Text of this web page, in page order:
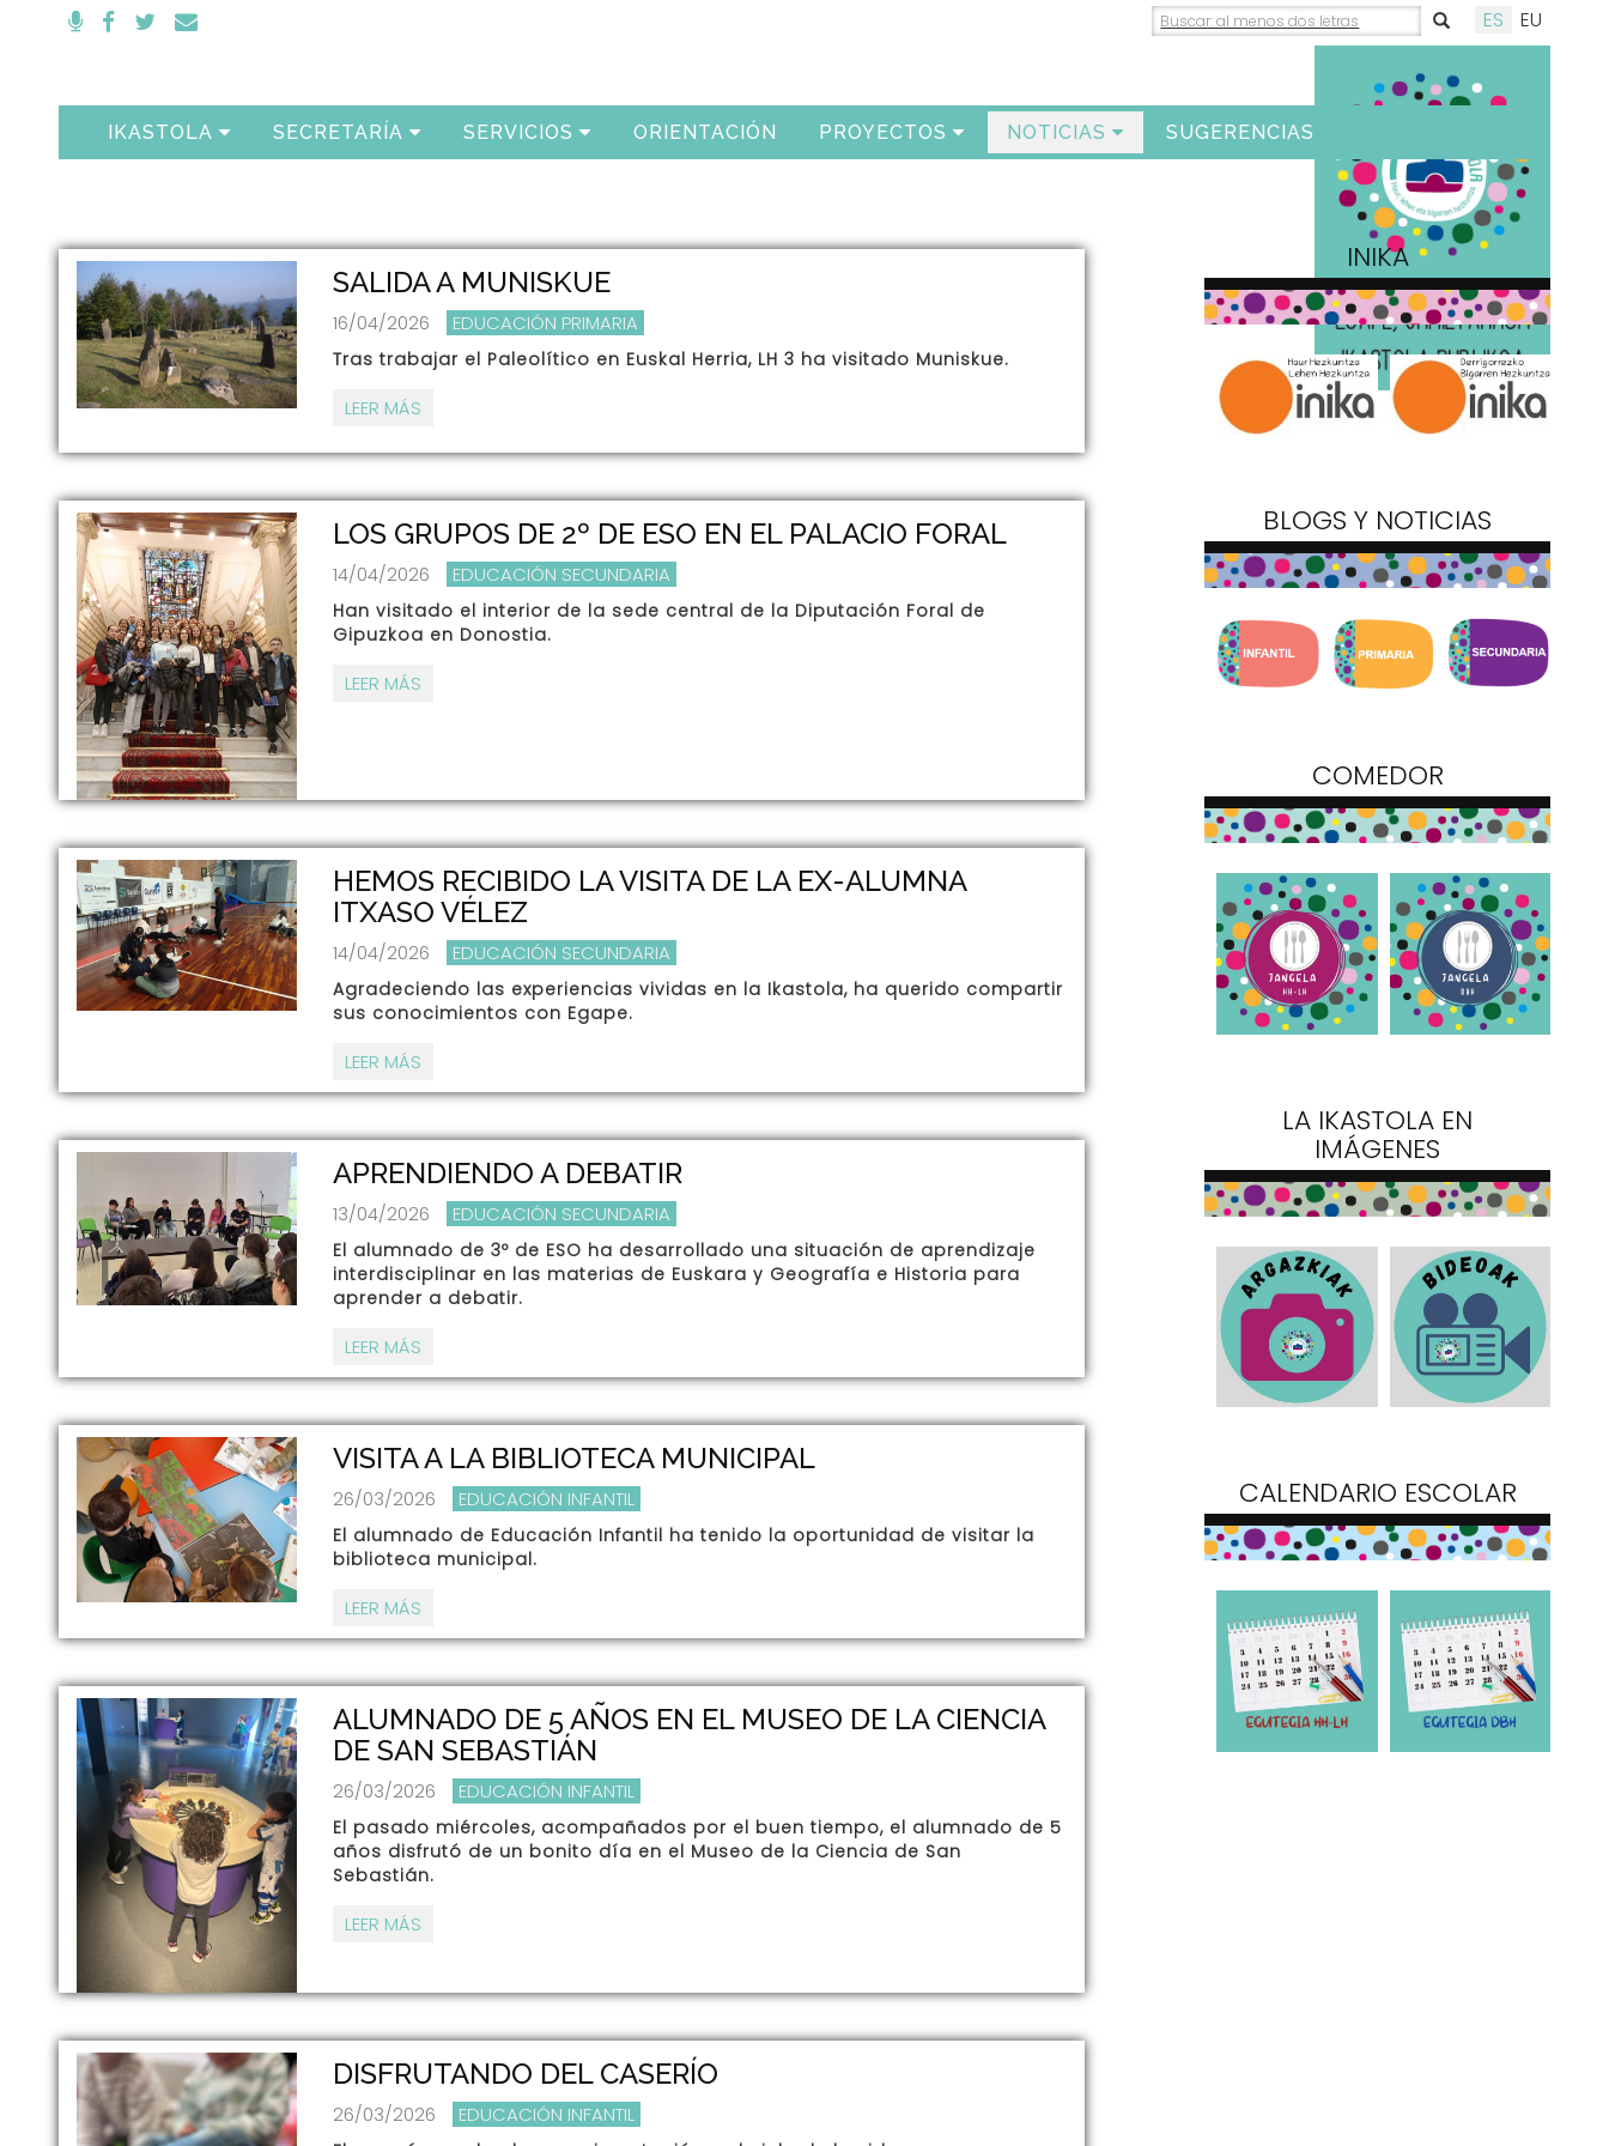
ES EU
IKASTOLA SECRETARÍA SERVICIOS ORIENTACIÓN PROYECTOS NOTICIAS SUGERENCIAS
SALIDA A MUNISKUE
16/04/2026 EDUCACIÓN PRIMARIA
Tras trabajar el Paleolítico en Euskal Herria, LH 3 ha visitado Muniskue.
LEER MÁS
LOS GRUPOS DE 2º DE ESO EN EL PALACIO FORAL
14/04/2026 EDUCACIÓN SECUNDARIA
Han visitado el interior de la sede central de la Diputación Foral de
Gipuzkoa en Donostia.
LEER MÁS
HEMOS RECIBIDO LA VISITA DE LA EX-ALUMNA
ITXASO VÉLEZ
14/04/2026 EDUCACIÓN SECUNDARIA
Agradeciendo las experiencias vividas en la Ikastola, ha querido compartir
sus conocimientos con Egape.
LEER MÁS
APRENDIENDO A DEBATIR
13/04/2026 EDUCACIÓN SECUNDARIA
El alumnado de 3º de ESO ha desarrollado una situación de aprendizaje
interdisciplinar en las materias de Euskara y Geografía e Historia para
aprender a debatir.
LEER MÁS
VISITA A LA BIBLIOTECA MUNICIPAL
26/03/2026 EDUCACIÓN INFANTIL
El alumnado de Educación Infantil ha tenido la oportunidad de visitar la
biblioteca municipal.
LEER MÁS
ALUMNADO DE 5 AÑOS EN EL MUSEO DE LA CIENCIA
DE SAN SEBASTIÁN
26/03/2026 EDUCACIÓN INFANTIL
El pasado miércoles, acompañados por el buen tiempo, el alumnado de 5
años disfrutó de un bonito día en el Museo de la Ciencia de San
Sebastián.
LEER MÁS
DISFRUTANDO DEL CASERÍO
26/03/2026 EDUCACIÓN INFANTIL
INIKA
BLOGS Y NOTICIAS
COMEDOR
LA IKASTOLA EN
IMÁGENES
CALENDARIO ESCOLAR